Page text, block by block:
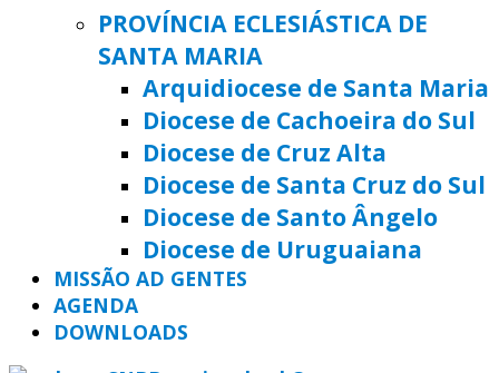
PROVÍNCIA ECLESIÁSTICA DE
SANTA MARIA
Arquidiocese de Santa Maria
Diocese de Cachoeira do Sul
Diocese de Cruz Alta
Diocese de Santa Cruz do Sul
Diocese de Santo Ângelo
Diocese de Uruguaiana
MISSÃO AD GENTES
AGENDA
DOWNLOADS